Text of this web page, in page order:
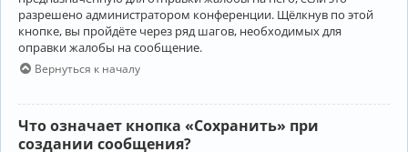
разрешено администратором конференции. Щёлкнув по этой
кнопке, вы пройдёте через ряд шагов, необходимых для
оправки жалобы на сообщение.
Вернуться к началу
Что означает кнопка «Сохранить» при
создании сообщения?